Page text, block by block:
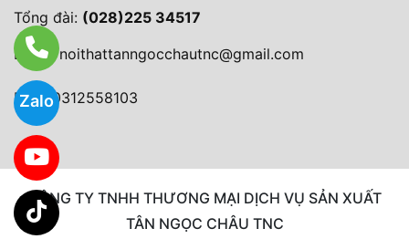
Zalo
Tổng đài: (028)225 34517
Email:noithattanngocchautnc@gmail.com
MST: 0312558103
CÔNG TY TNHH THƯƠNG MẠI DỊCH VỤ SẢN XUẤT
TÂN NGỌC CHÂU TNC